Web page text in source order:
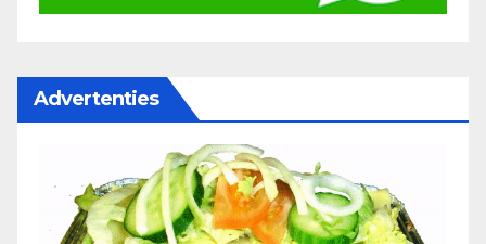
Advertenties